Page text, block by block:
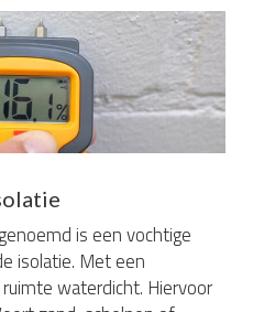
is een vochtige
isolatie. Met een
waterdicht. Hiervoor